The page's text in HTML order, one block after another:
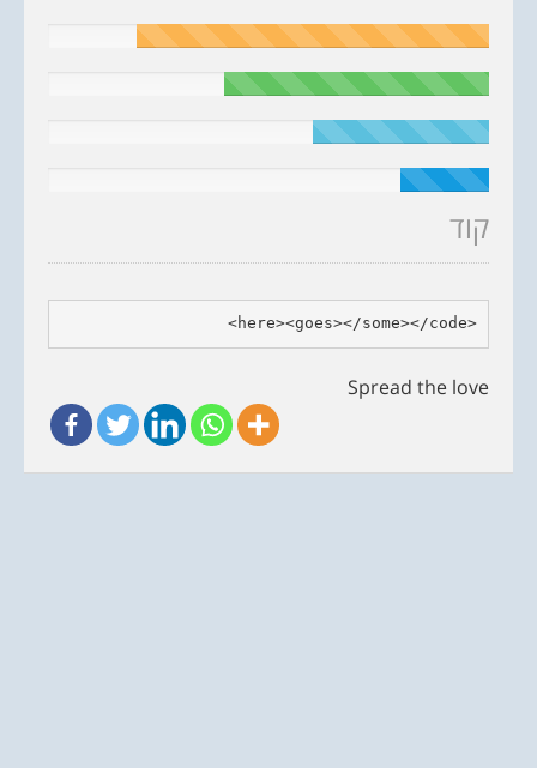
קוד
<here><goes></some></code>
Spread the love